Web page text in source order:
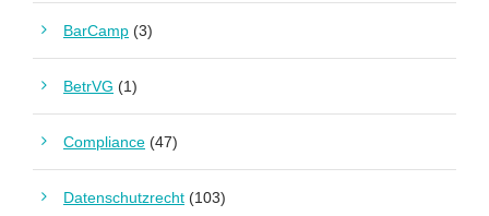
BarCamp (3)
BetrVG (1)
Compliance (47)
Datenschutzrecht (103)